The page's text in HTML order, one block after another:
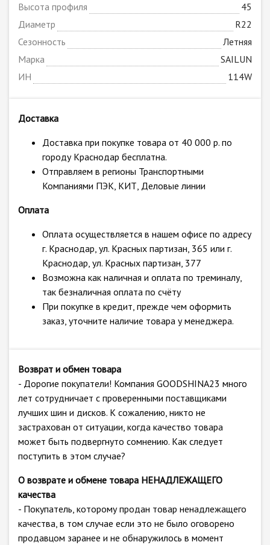
Высота профиля
45
Диаметр
R22
Сезонность
Летняя
Марка
SAILUN
ИН
114W
Доставка
Доставка при покупке товара от 40 000 р. по
городу Краснодар бесплатна.
Отправляем в регионы Транспортными
Компаниями ПЭК, КИТ, Деловые линии
Оплата
Оплата осуществляется в нашем офисе по адресу
г. Краснодар, ул. Красных партизан, 365 или г.
Краснодар, ул. Красных партизан, 377
Возможна как наличная и оплата по треминалу,
так безналичная оплата по счёту
При покупке в кредит, прежде чем оформить
заказ, уточните наличие товара у менеджера.
Возврат и обмен товара
- Дорогие покупатели! Компания GOODSHINA23 много
лет сотрудничает с проверенными поставщиками
лучших шин и дисков. К сожалению, никто не
застрахован от ситуации, когда качество товара
может быть подвергнуто сомнению. Как следует
поступить в этом случае?
О возврате и обмене товара НЕНАДЛЕЖАЩЕГО
качества
- Покупатель, которому продан товар ненадлежащего
качества, в том случае если это не было оговорено
продавцом заранее и не обнаружилось в момент